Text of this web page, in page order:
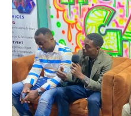
SPORT
LEAGUE
2026
:
Le
Cameroun
entre
dans
une